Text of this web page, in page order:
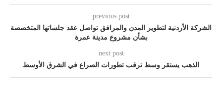
previous post
الشركة الأردنية لتطوير المدن والمرافق تواصل عقد جلساتها المتخصصة
بشأن مشروع مدينة عمرة
next post
الذهب يستقر وسط ترقب تطورات الصراع في الشرق الأوسط